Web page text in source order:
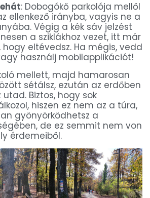
: Dobogókő parkolója mellől
ellenkező irányba, vagyis ne a
Végig a kék sáv jelzést
a sziklákhoz vezet, itt már
hogy eltévedsz. Ha mégis, vedd
használj mobilapplikációt!
mellett, majd hamarosan
sétálsz, ezután az erdőben
Biztos, hogy sok
hiszen ez nem az a túra,
gyönyörködhetsz a
de ez semmit nem von
érdemeiből.